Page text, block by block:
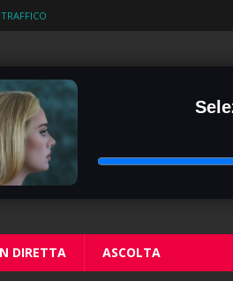
TRAFFICO
DIRETTA ASCOLTA